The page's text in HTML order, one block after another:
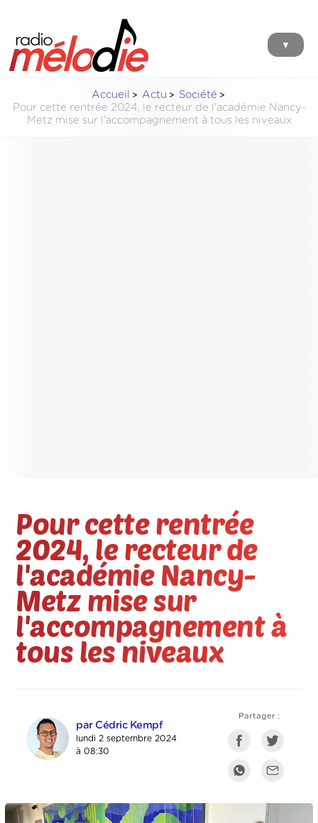
▼
Accueil Actu
Société
Pour cette rentrée 2024, le recteur de l'académie Nancy-
Metz mise sur l'accompagnement à tous les niveaux
Pour cette rentrée
2024, le recteur de
l'académie Nancy-
Metz mise sur
l'accompagnement à
tous les niveaux
par Cédric Kempf
lundi 2 septembre 2024
à 08:30
Partager :